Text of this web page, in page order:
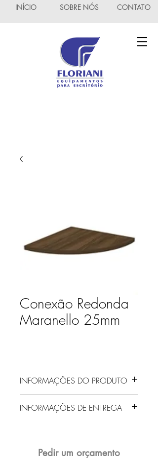
CONTATO
SOBRE NÓS
INÍCIO
Conexão Redonda
Maranello 25mm
INFORMAÇÕES DO PRODUTO
INFORMAÇÕES DE ENTREGA
orçamento!Pedir um orçamento